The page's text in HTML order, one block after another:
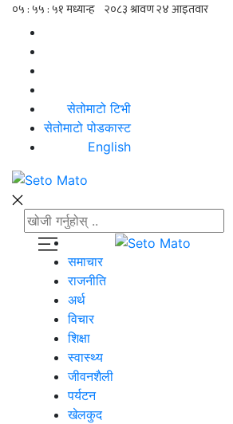
सेतोमाटो टिभी
सेतोमाटो पोडकास्ट
English
समाचार
राजनीति
अर्थ
विचार
शिक्षा
स्वास्थ्य
जीवनशैली
पर्यटन
खेलकुद